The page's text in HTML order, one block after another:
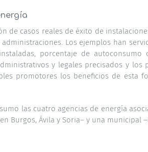
de casos reales de éxito de
Los ejemplos han
porcentaje de autoconsumo
y legales precisados y los
promotores los beneficios de esta
las cuatro agencias de energía
Burgos, Ávila y Soria– y una municipal